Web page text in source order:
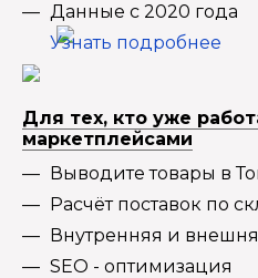
Данные с 2020 года
Узнать подробнее
Для тех, кто уже
маркетплейсами
Выводите товары в
Расчёт поставок по
Внутренняя и
SEO - оптимизация